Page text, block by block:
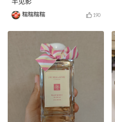
竿见影
糯糯糯糯 190